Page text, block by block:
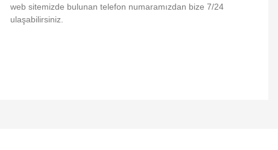
web sitemizde bulunan telefon numaramızdan bize 7/24
ulaşabilirsiniz.